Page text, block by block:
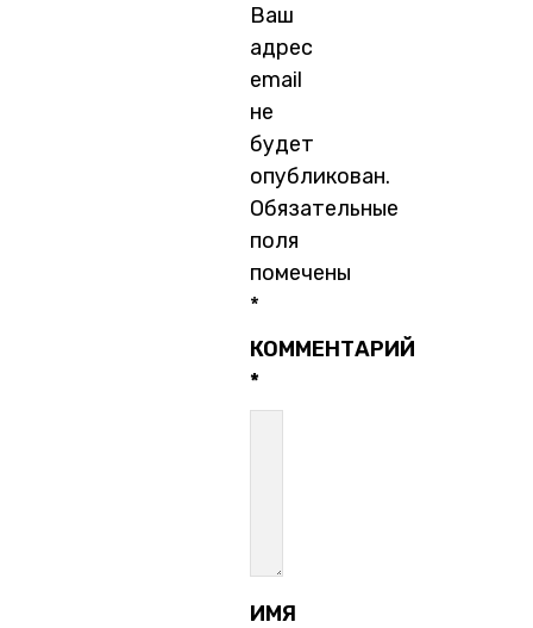
Ваш
адрес
email
не
будет
опубликован.
Обязательные
поля
помечены
*
КОММЕНТАРИЙ
*
ИМЯ